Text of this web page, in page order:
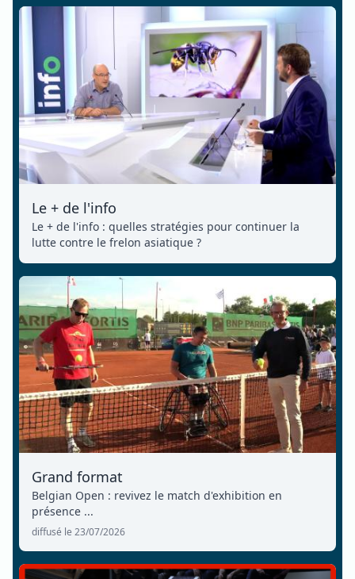
Le + de l'info
Le + de l'info : quelles stratégies pour continuer la
lutte contre le frelon asiatique ?
Grand format
Belgian Open : revivez le match d'exhibition en
présence ...
diffusé le 23/07/2026